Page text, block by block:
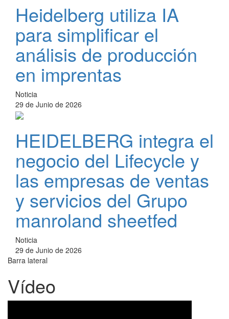
Heidelberg utiliza IA
para simplificar el
análisis de producción
en imprentas
Noticia
29 de Junio de 2026
HEIDELBERG integra el
negocio del Lifecycle y
las empresas de ventas
y servicios del Grupo
manroland sheetfed
Noticia
29 de Junio de 2026
Barra lateral
Vídeo